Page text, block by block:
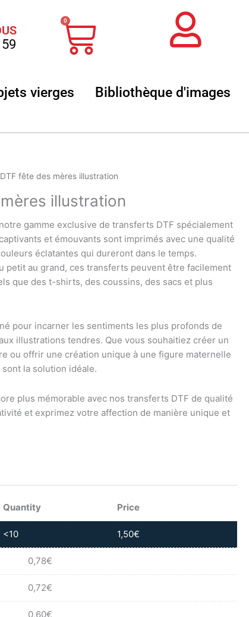
0
Panier
vierges Ouvrir Textile & objets vierges
Bibliothèque d'images
fête des mères illustration
illustration
gamme exclusive de transferts DTF spécialement
et émouvants sont imprimés avec une qualité
éclatantes qui dureront dans le temps.
petit au grand, ces transferts peuvent être facilement
que des t-shirts, des coussins, des sacs et plus
pour incarner les sentiments les plus profonds de
illustrations tendres. Que vous souhaitiez créer un
ou offrir une création unique à une figure maternelle
la solution idéale.
plus mémorable avec nos transferts DTF de qualité
et exprimez votre affection de manière unique et
Quantity Price
<10 1,50€
0,78€
0,72€
0,60€